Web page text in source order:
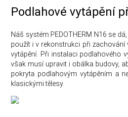
Podlahové vytápění
Náš systém PEDOTHERM N16 se
použít i v rekonstrukci při
vytápění. Při instalaci podlahového
však musí upravit i obálka budovy,
pokryta podlahovým vytápěním a
klasickými tělesy.